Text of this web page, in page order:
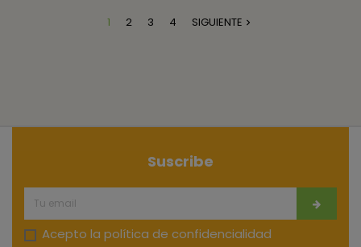
1
2 3 4 SIGUIENTE 
Suscribe
Acepto la política de confidencialidad